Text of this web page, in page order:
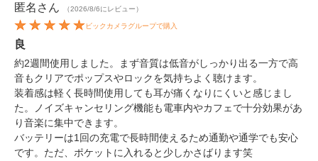
匿名 さん （2026/8/6にレビュー）
ビックカメラグループで購入
良
約2週間使用しました。まず音質は低音がしっかり出る一方で高
音もクリアでポップスやロックを気持ちよく聴けます。
装着感は軽く長時間使用しても耳が痛くなりにくいと感じまし
た。ノイズキャンセリング機能も電車内やカフェで十分効果があ
り音楽に集中できます。
バッテリーは1回の充電で長時間使えるため通勤や通学でも安心
です。ただ、ポケットに入れると少しかさばります笑